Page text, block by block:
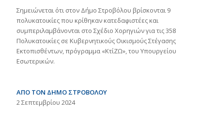
Σημειώνεται ότι στον Δήμο Στροβόλου βρίσκονται 9
πολυκατοικίες που κρίθηκαν κατεδαφιστέες και
συμπεριλαμβάνονται στο Σχέδιο Χορηγιών για τις 358
Πολυκατοικίες σε Κυβερνητικούς Οικισμούς Στέγασης
Εκτοπισθέντων, πρόγραμμα «ΚτίΖΩ», του Υπουργείου
Εσωτερικών.
ΑΠΟ ΤΟΝ ΔΗΜΟ ΣΤΡΟΒΟΛΟΥ
2 Σεπτεμβρίου 2024